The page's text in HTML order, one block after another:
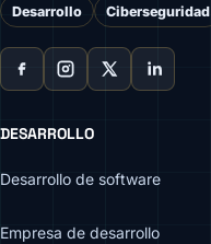
Desarrollo Ciberseguridad
DESARROLLO
Desarrollo de software
Empresa de desarrollo